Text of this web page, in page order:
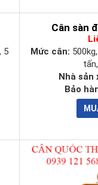
5
Cân sàn
Mức cân:
Nhà sản
Bảo